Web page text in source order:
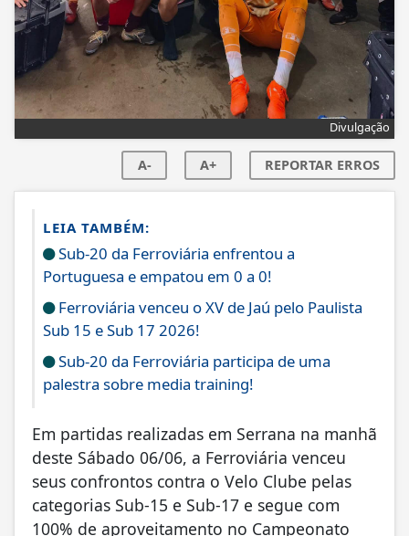
Divulgação
A- A+ REPORTAR ERROS
LEIA TAMBÉM:
Sub-20 da Ferroviária enfrentou a
Portuguesa e empatou em 0 a 0!
Ferroviária venceu o XV de Jaú pelo Paulista
Sub 15 e Sub 17 2026!
Sub-20 da Ferroviária participa de uma
palestra sobre media training!
Em partidas realizadas em Serrana na manhã
deste Sábado 06/06, a Ferroviária venceu
seus confrontos contra o Velo Clube pelas
categorias Sub-15 e Sub-17 e segue com
100% de aproveitamento no Campeonato